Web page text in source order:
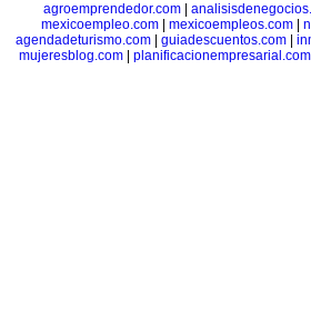
agroemprendedor.com
mexicoempleo.com
mexicoempleos.com
agendadeturismo.com
guiadescuentos.com
mujeresblog.com
planificacionempresarial.com